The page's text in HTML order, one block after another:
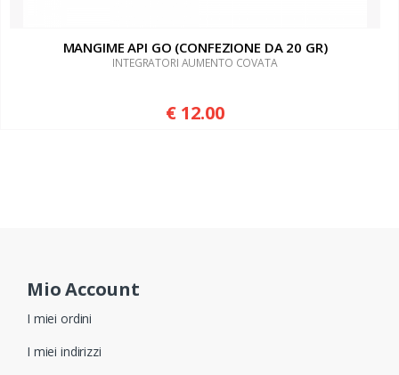
MANGIME API GO (CONFEZIONE DA 20 GR)
INTEGRATORI AUMENTO COVATA
€ 12.00
Mio Account
I miei ordini
I miei indirizzi